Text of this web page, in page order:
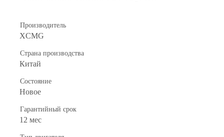
Производитель
XCMG
Страна производства
Китай
Состояние
Новое
Гарантийный срок
12 мес